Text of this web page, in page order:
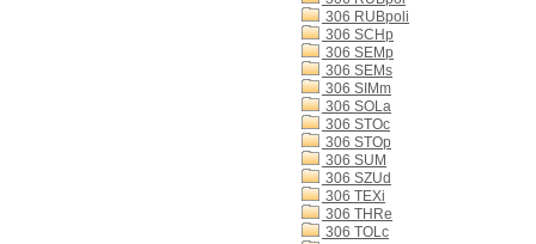
306 RUBpoli
306 SCHp
306 SEMp
306 SEMs
306 SIMm
306 SOLa
306 STOc
306 STOp
306 SUM
306 SZUd
306 TEXi
306 THRe
306 TOLc